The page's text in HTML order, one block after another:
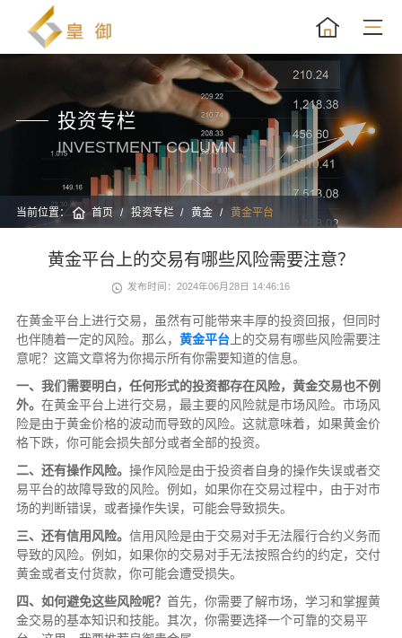
投资专栏
INVESTMENT COLUMN
当前位置： 首页 投资专栏 黄金 黄金平台
黄金平台上的交易有哪些风险需要注意？
发布时间：2024年06月28日 14:46:16
在黄金平台上进行交易，虽然有可能带来丰厚的投资回报，但同时
也伴随着一定的风险。那么， 黄金平台上的交易有哪些风险需要注
意呢？这篇文章将为你揭示所有你需要知道的信息。
一、我们需要明白，任何形式的投资都存在风险，黄金交易也不例
外。 在黄金平台上进行交易，最主要的风险就是市场风险。市场风
险是由于黄金价格的波动而导致的风险。这就意味着，如果黄金价
格下跌，你可能会损失部分或者全部的投资。
二、还有操作风险。 操作风险是由于投资者自身的操作失误或者交
易平台的故障导致的风险。例如，如果你在交易过程中，由于对市
场的判断错误，或者操作失误，可能会导致损失。
三、还有信用风险。 信用风险是由于交易对手无法履行合约义务而
导致的风险。例如，如果你的交易对手无法按照合约的约定，交付
黄金或者支付货款，你可能会遭受损失。
四、如何避免这些风险呢？ 首先，你需要了解市场，学习和掌握黄
金交易的基本知识和技能。其次，你需要选择一个可靠的交易平